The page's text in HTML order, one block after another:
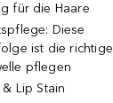
für die Haare
Diese
ist die richtige
pflegen
Lip Stain